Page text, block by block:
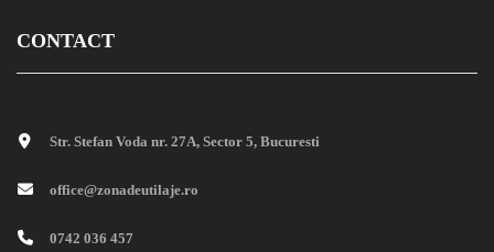
CONTACT
Str. Stefan Voda nr. 27A, Sector 5, Bucuresti
office@zonadeutilaje.ro
0742 036 457